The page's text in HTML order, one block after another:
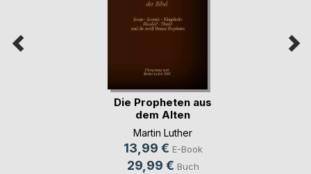
Die Propheten aus
dem Alten
Testam(...)
Martin Luther
13,99 € E-Book
29,99 € Buch